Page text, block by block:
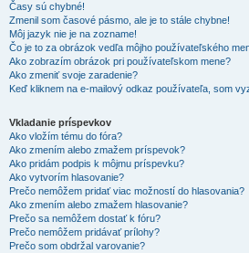
Časy sú chybné!
Zmenil som časové pásmo, ale je to stále chybne!
Môj jazyk nie je na zozname!
Čo je to za obrázok vedľa môjho používateľského
Ako zobrazím obrázok pri používateľskom mene?
Ako zmeniť svoje zaradenie?
Keď kliknem na e-mailový odkaz používateľa, som
Vkladanie príspevkov
Ako vložím tému do fóra?
Ako zmením alebo zmažem príspevok?
Ako pridám podpis k môjmu príspevku?
Ako vytvorím hlasovanie?
Prečo nemôžem pridať viac možností do hlasovania?
Ako zmením alebo zmažem hlasovanie?
Prečo sa nemôžem dostať k fóru?
Prečo nemôžem pridávať prílohy?
Prečo som obdržal varovanie?